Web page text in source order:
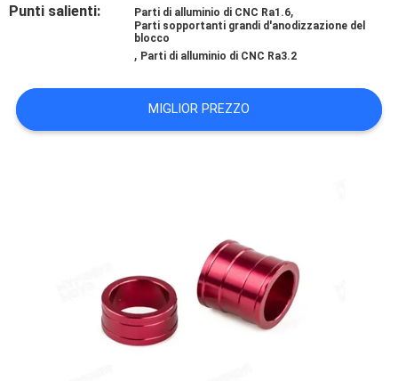
NOTIZIE
UN
PREVENTIVO
POLITICA
Punti salienti: Parti di alluminio di CNC Ra1.6,
Parti sopportanti grandi d'anodizzazione del
blocco
, Parti di alluminio di CNC Ra3.2
MIGLIOR PREZZO